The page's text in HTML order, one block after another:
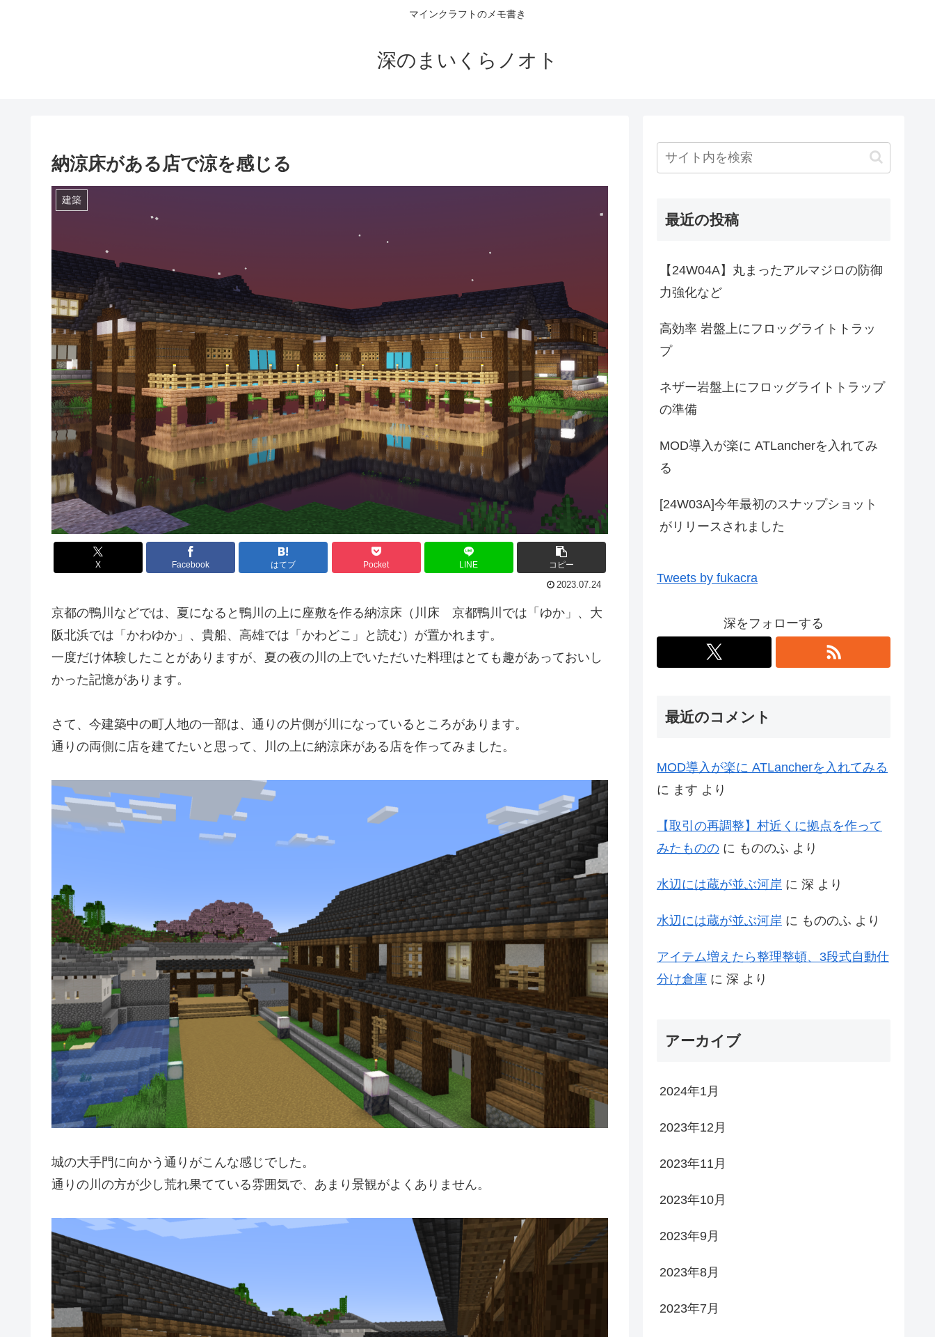
マインクラフトのメモ書き
深のまいくらノオト
納涼床がある店で涼を感じる
建築
X Facebook はてブ Pocket LINE コピー
2023.07.24
京都の鴨川などでは、夏になると鴨川の上に座敷を作る納涼床（川床 京都鴨川では「ゆか」、大
阪北浜では「かわゆか」、貴船、高雄では「かわどこ」と読む）が置かれます。
一度だけ体験したことがありますが、夏の夜の川の上でいただいた料理はとても趣があっておいし
かった記憶があります。
さて、今建築中の町人地の一部は、通りの片側が川になっているところがあります。
通りの両側に店を建てたいと思って、川の上に納涼床がある店を作ってみました。
城の大手門に向かう通りがこんな感じでした。
通りの川の方が少し荒れ果てている雰囲気で、あまり景観がよくありません。
最近の投稿
【24W04A】丸まったアルマジロの防御
力強化など
高効率 岩盤上にフロッグライトトラッ
プ
ネザー岩盤上にフロッグライトトラップ
の準備
MOD導入が楽に ATLancherを入れてみ
る
[24W03A]今年最初のスナップショット
がリリースされました
Tweets by fukacra
深をフォローする
最近のコメント
MOD導入が楽に ATLancherを入れてみる
に ます より
【取引の再調整】村近くに拠点を作って
みたものの に もののふ より
水辺には蔵が並ぶ河岸 に 深 より
水辺には蔵が並ぶ河岸 に もののふ より
アイテム増えたら整理整頓、3段式自動仕
分け倉庫 に 深 より
アーカイブ
2024年1月
2023年12月
2023年11月
2023年10月
2023年9月
2023年8月
2023年7月